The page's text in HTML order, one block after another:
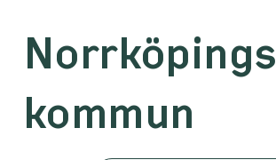
Norrköpings
kommun